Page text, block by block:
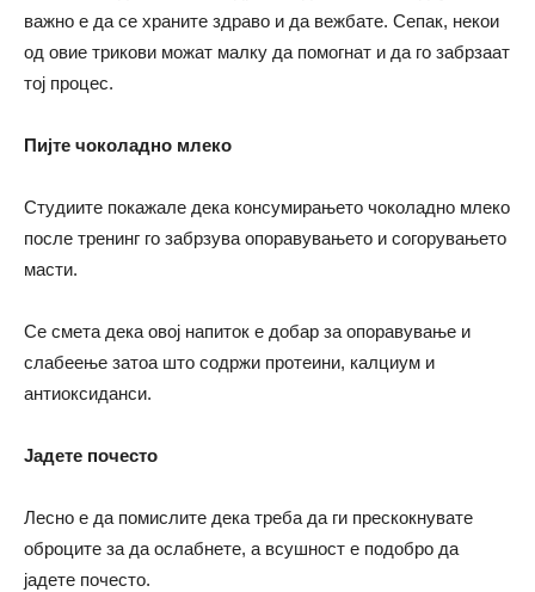
важно е да се храните здраво и да вежбате. Сепак, некои
од овие трикови можат малку да помогнат и да го забрзаат
тој процес.
Пијте чоколадно млеко
Студиите покажале дека консумирањето чоколадно млеко
после тренинг го забрзува опоравувањето и согорувањето
масти.
Се смета дека овој напиток е добар за опоравување и
слабеење затоа што содржи протеини, калциум и
антиоксиданси.
Јадете почесто
Лесно е да помислите дека треба да ги прескокнувате
оброците за да ослабнете, а всушност е подобро да
јадете почесто.